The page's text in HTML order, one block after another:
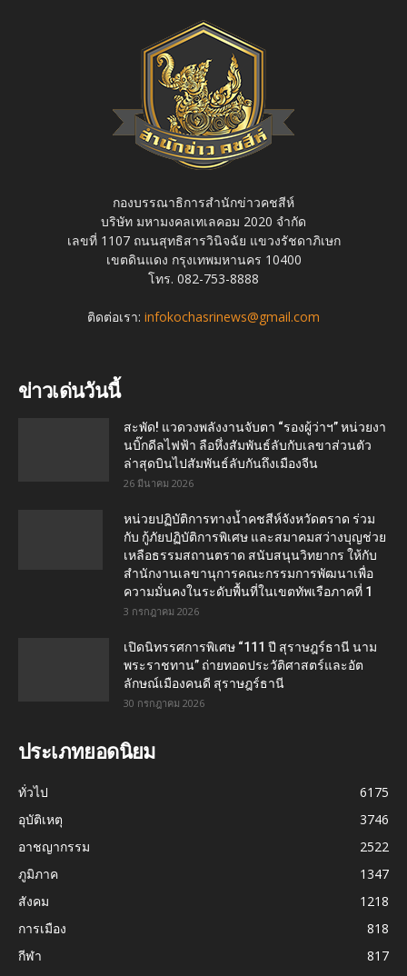
กองบรรณาธิการสำนักข่าวคชสีห์
บริษัท มหามงคลเทเลคอม 2020 จำกัด
เลขที่ 1107 ถนนสุทธิสารวินิจฉัย แขวงรัชดาภิเษก
เขตดินแดง กรุงเทพมหานคร 10400
โทร. 082-753-8888
ติดต่อเรา: infokochasrinews@gmail.com
ข่าวเด่นวันนี้
สะพัด! แวดวงพลังงานจับตา “รองผู้ว่าฯ” หน่วยงา
นบิ๊กดีลไฟฟ้า ลือหึ่งสัมพันธ์ลับกับเลขาส่วนตัว
ล่าสุดบินไปสัมพันธ์ลับกันถึงเมืองจีน
26 มีนาคม 2026
หน่วยปฏิบัติการทางน้ำคชสีห์จังหวัดตราด ร่วม
กับ กู้ภัยปฏิบัติการพิเศษ และสมาคมสว่างบุญช่วย
เหลือธรรมสถานตราด สนับสนุนวิทยากร ให้กับ
สำนักงานเลขานุการคณะกรรมการพัฒนาเพื่อ
ความมั่นคงในระดับพื้นที่ในเขตทัพเรือภาคที่ 1
3 กรกฎาคม 2026
เปิดนิทรรศการพิเศษ “111 ปี สุราษฎร์ธานี นาม
พระราชทาน” ถ่ายทอดประวัติศาสตร์และอัต
ลักษณ์เมืองคนดี สุราษฎร์ธานี
30 กรกฎาคม 2026
ประเภทยอดนิยม
ทั่วไป
6175
อุบัติเหตุ
3746
อาชญากรรม
2522
ภูมิภาค
1347
สังคม
1218
การเมือง
818
กีฬา
817